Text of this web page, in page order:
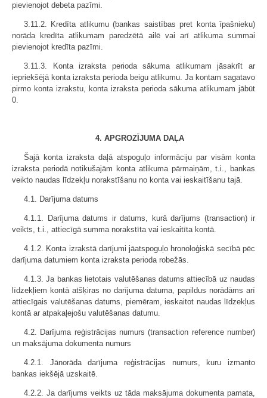
pievienojot debeta pazīmi.
3.11.2. Kredīta atlikumu (bankas saistības pret konta īpašnieku)
norāda kredīta atlikumam paredzētā ailē vai arī atlikuma summai
pievienojot kredīta pazīmi.
3.11.3. Konta izraksta perioda sākuma atlikumam jāsakrīt ar
iepriekšējā konta izraksta perioda beigu atlikumu. Ja kontam sagatavo
pirmo konta izrakstu, konta izraksta perioda sākuma atlikumam jābūt
0.
4. APGROZĪJUMA DAĻA
Šajā konta izraksta daļā atspoguļo informāciju par visām konta
izraksta periodā notikušajām konta atlikuma pārmaiņām, t.i., bankas
veikto naudas līdzekļu norakstīšanu no konta vai ieskaitīšanu tajā.
4.1. Darījuma datums
4.1.1. Darījuma datums ir datums, kurā darījums (transaction) ir
veikts, t.i., attiecīgā summa norakstīta vai ieskaitīta kontā.
4.1.2. Konta izrakstā darījumi jāatspoguļo hronoloģiskā secībā pēc
darījuma datumiem konta izraksta perioda robežās.
4.1.3. Ja bankas lietotais valutēšanas datums attiecībā uz naudas
līdzekļiem kontā atšķiras no darījuma datuma, papildus norādāms arī
attiecīgais valutēšanas datums, piemēram, ieskaitot naudas līdzekļus
kontā ar atpakaļejošu valutēšanas datumu.
4.2. Darījuma reģistrācijas numurs (transaction reference number)
un maksājuma dokumenta numurs
4.2.1. Jānorāda darījuma reģistrācijas numurs, kuru izmanto
bankas iekšējā uzskaitē.
4.2.2. Ja darījums veikts uz tāda maksājuma dokumenta pamata,